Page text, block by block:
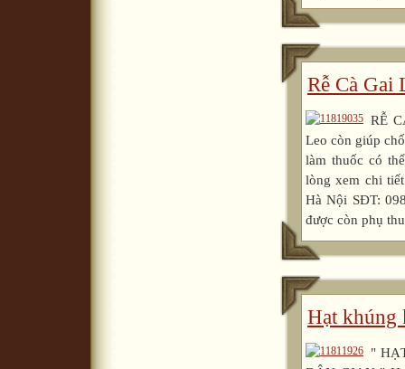
Rễ Cà Gai
RỄ
Leo còn giúp
làm thuốc có
lòng xem chi
Hà Nội SĐT:
được còn phụ
Hạt khúng
"